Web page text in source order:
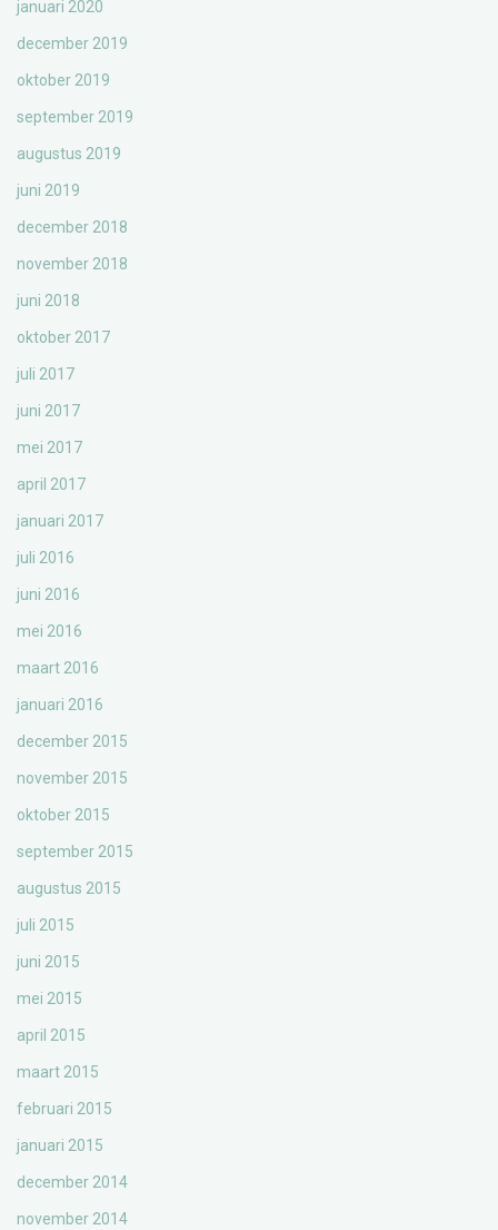
januari 2020
december 2019
oktober 2019
september 2019
augustus 2019
juni 2019
december 2018
november 2018
juni 2018
oktober 2017
juli 2017
juni 2017
mei 2017
april 2017
januari 2017
juli 2016
juni 2016
mei 2016
maart 2016
januari 2016
december 2015
november 2015
oktober 2015
september 2015
augustus 2015
juli 2015
juni 2015
mei 2015
april 2015
maart 2015
februari 2015
januari 2015
december 2014
november 2014